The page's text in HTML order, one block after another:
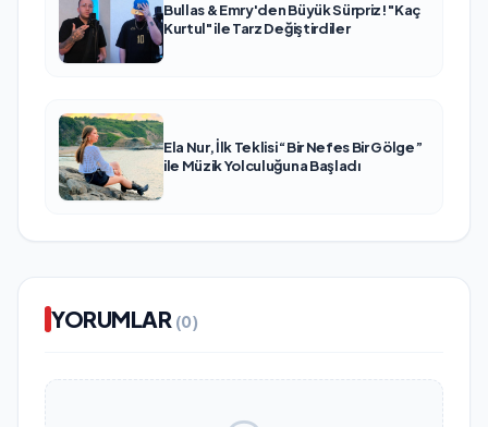
Bullas & Emry'den Büyük Sürpriz! "Kaç
Kurtul" ile Tarz Değiştirdiler
Ela Nur, İlk Teklisi “Bir Nefes Bir Gölge”
ile Müzik Yolculuğuna Başladı
YORUMLAR (0)